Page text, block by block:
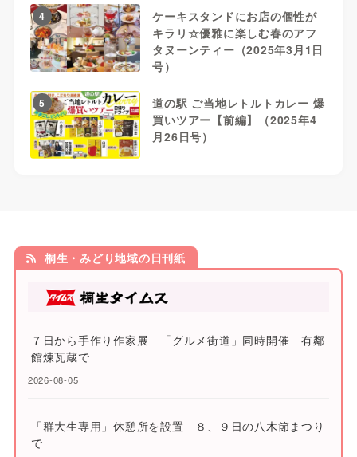
4
ケーキスタンドにお店の個性が
キラリ☆優雅に楽しむ春のアフ
タヌーンティー（2025年3月1日
号）
5
道の駅 ご当地レトルトカレー 爆
買いツアー【前編】（2025年4
月26日号）
桐生・みどり地域の日刊紙
７日から手作り作家展 「グルメ街道」同時開催 有鄰
館煉瓦蔵で
2026-08-05
「群大生専用」休憩所を設置 ８、９日の八木節まつり
で